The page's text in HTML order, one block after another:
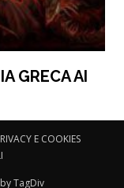
GRECA AI
E COOKIES
TagDiv